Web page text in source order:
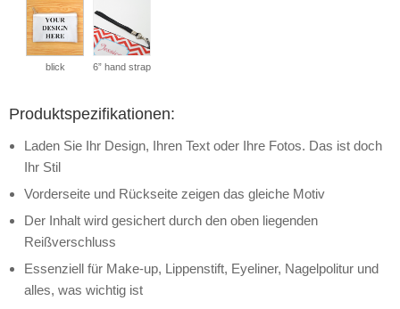
blick 6” hand strap
Produktspezifikationen:
Laden Sie Ihr Design, Ihren Text oder Ihre Fotos. Das ist doch
Ihr Stil
Vorderseite und Rückseite zeigen das gleiche Motiv
Der Inhalt wird gesichert durch den oben liegenden
Reißverschluss
Essenziell für Make-up, Lippenstift, Eyeliner, Nagelpolitur und
alles, was wichtig ist